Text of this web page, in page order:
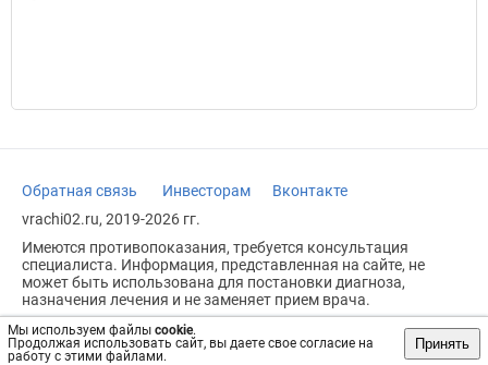
Мы используем файлы cookie.
Продолжая использовать сайт, вы даете свое согласие на
работу с этими файлами.
Принять
Обратная связь Инвесторам
Вконтакте
vrachi02.ru, 2019-2026 гг.
Имеются противопоказания, требуется консультация
специалиста. Информация, представленная на сайте, не
может быть использована для постановки диагноза,
назначения лечения и не заменяет прием врача.
Возрастное ограничение: 18+